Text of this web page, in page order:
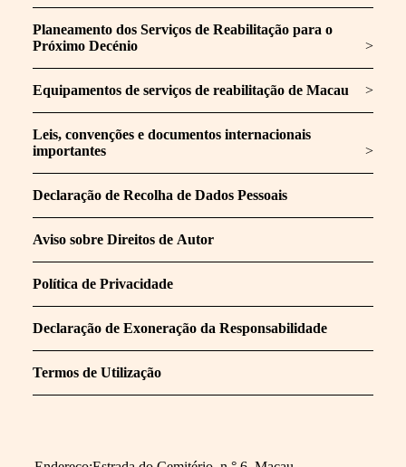
Planeamento dos Serviços de Reabilitação para o
Próximo Decénio
>
Equipamentos de serviços de reabilitação de Macau >
Leis, convenções e documentos internacionais
importantes
>
Declaração de Recolha de Dados Pessoais
Aviso sobre Direitos de Autor
Política de Privacidade
Declaração de Exoneração da Responsabilidade
Termos de Utilização